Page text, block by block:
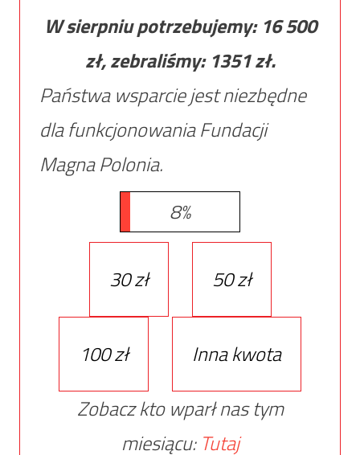
W sierpniu potrzebujemy: 16 500
zł, zebraliśmy: 1351zł.
Państwa wsparcie jest niezbędne
dla funkcjonowania Fundacji
Magna Polonia.
8%
30 zł 50 zł
100 zł
Inna kwota
Zobacz kto wparł nas tym
miesiącu: Tutaj